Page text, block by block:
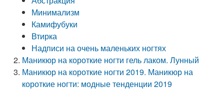
Минимализм
Камифубуки
Втирка
Надписи на очень маленьких ногтях
Маникюр на короткие ногти гель лаком. Лунный
Маникюр на короткие ногти 2019. Маникюр на
короткие ногти: модные тенденции 2019